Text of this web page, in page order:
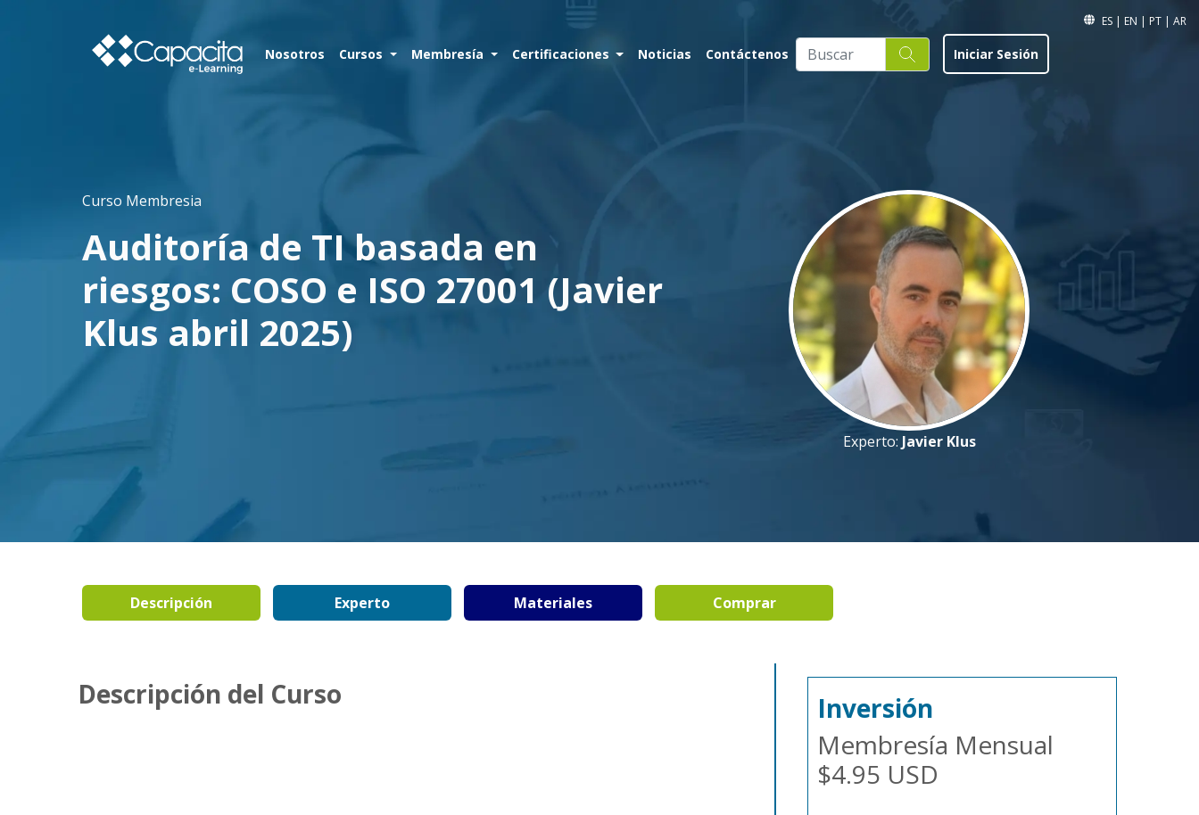
ES | EN | PT | AR
Nosotros Cursos Membresía Certificaciones Noticias Contáctenos Iniciar Sesión
Curso Membresia
Auditoría de TI basada en
riesgos: COSO e ISO 27001 (Javier
Klus abril 2025)
Experto: Javier Klus
Descripción Experto Materiales Comprar
Descripción del Curso
Inversión
Membresía Mensual
$4.95 USD